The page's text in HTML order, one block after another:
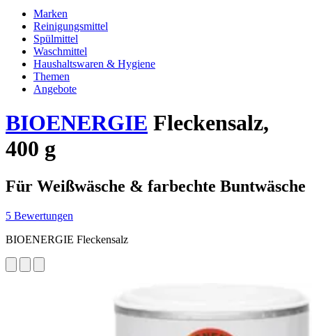
Marken
Reinigungsmittel
Spülmittel
Waschmittel
Haushaltswaren & Hygiene
Themen
Angebote
BIOENERGIE Fleckensalz,
400 g
Für Weißwäsche & farbechte Buntwäsche
5 Bewertungen
BIOENERGIE Fleckensalz